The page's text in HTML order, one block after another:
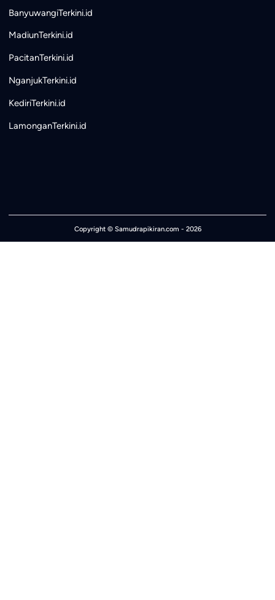
BanyuwangiTerkini.id
MadiunTerkini.id
PacitanTerkini.id
NganjukTerkini.id
KediriTerkini.id
LamonganTerkini.id
Copyright © Samudrapikiran.com - 2026